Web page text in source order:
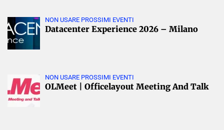
NON USARE PROSSIMI EVENTI
Datacenter Experience 2026 – Milano
NON USARE PROSSIMI EVENTI
OLMeet | Officelayout Meeting And Talk